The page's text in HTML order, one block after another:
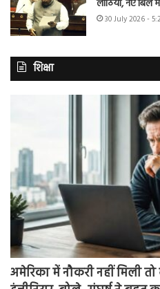
लाठियां, नए बिल
30 July 2026 -
शिक्षा
अमेरिका में नौकरी नहीं मिली